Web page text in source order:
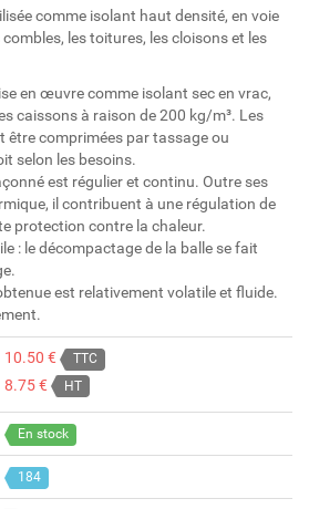
comme isolant haut densité, en voie
les toitures, les cloisons et les
en œuvre comme isolant sec en vrac,
caissons à raison de 200 kg/m³. Les
être comprimées par tassage ou
selon les besoins.
est régulier et continu. Outre ses
il contribuent à une régulation de
protection contre la chaleur.
: le décompactage de la balle se fait
est relativement volatile et fluide.
10.50 € TTC
8.75 € HT
En stock
184